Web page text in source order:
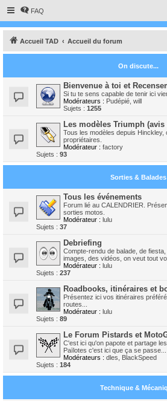
FAQ
Accueil TAD Accueil du forum
On discute...
Bienvenue à toi et
Si tu te sens capable de tenir ici
Modérateurs : Pudépié will
Sujets : 1255
Les modèles Triumph
Tous les modèles depuis Hinckley,
propriétaires.
Modérateur : factory
Sujets : 93
Sorties & Balades
Tous les événements
Forum lié au CALENDRIER.
sorties motos.
Modérateur : lulu
Sujets : 37
Debriefing
Compte-rendu de balade, de
images, des vidéos, on veut tout
Modérateur : lulu
Sujets : 237
Roadbooks, itinéraires et
Présentez ici vos itinéraires
routes...
Modérateur : lulu
Sujets : 89
Le Forum Pistards et
C'est ici qu'on papote et partage
Païlotes c'est ici que ça se passe...
Modérateurs : dles
BlackSpeed
Sujets : 184
Technique &